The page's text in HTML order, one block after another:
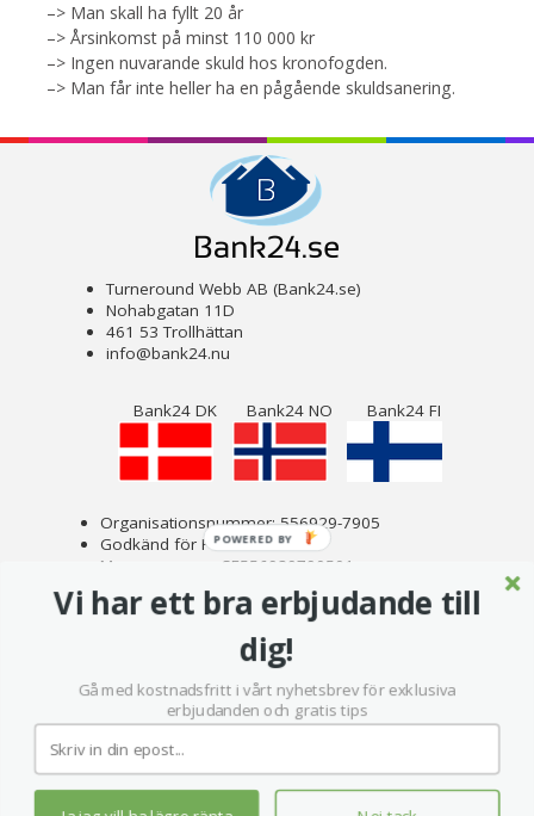
–> Man skall ha fyllt 20 år
–> Årsinkomst på minst 110 000 kr
–> Ingen nuvarande skuld hos kronofogden.
–> Man får inte heller ha en pågående skuldsanering.
Turneround Webb AB (Bank24.se)
Nohabgatan 11D
461 53 Trollhättan
info@bank24.nu
Bank24 DK Bank24 NO Bank24 FI
Organisationsnummer: 556929-7905
Godkänd för F-skatt
Momsnummer: SE556929790501
Om Bank24
Copyright © 2023 Turneround Webb AB
Sekretess - användaravtal för bank24.se
Vi har ett bra erbjudande till
dig!
Gå med kostnadsfritt i vårt nyhetsbrev för exklusiva
erbjudanden och gratis tips
POWERED BY